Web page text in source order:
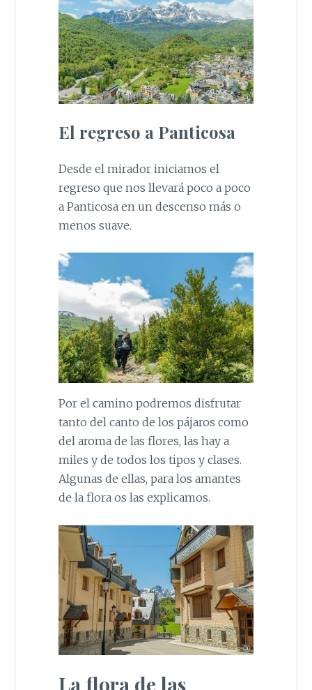
El regreso a Panticosa
Desde el mirador iniciamos el
regreso que nos llevará poco a poco
a Panticosa en un descenso más o
menos suave.
Por el camino podremos disfrutar
tanto del canto de los pájaros como
del aroma de las flores, las hay a
miles y de todos los tipos y clases.
Algunas de ellas, para los amantes
de la flora os las explicamos.
La flora de las